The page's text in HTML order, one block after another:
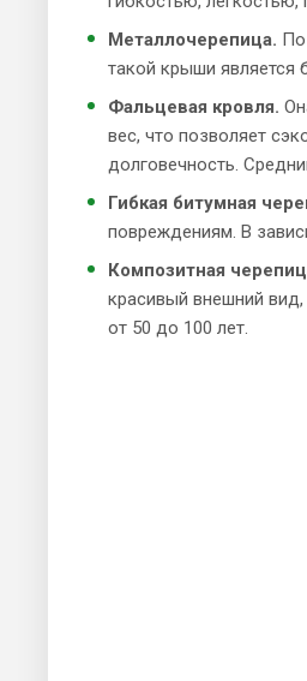
Металлочерепица. По
такой крыши является
Фальцевая кровля.
вес, что позволяет
долговечность.
Гибкая битумная
повреждениям. В
Композитная
красивый внешний
от 50 до 100 лет.